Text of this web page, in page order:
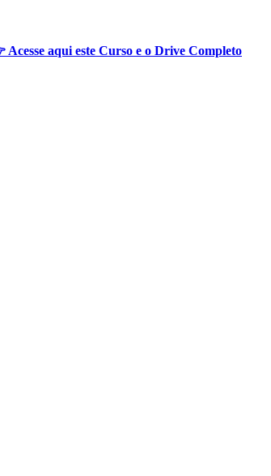
Acesse aqui este Curso e o Drive Completo